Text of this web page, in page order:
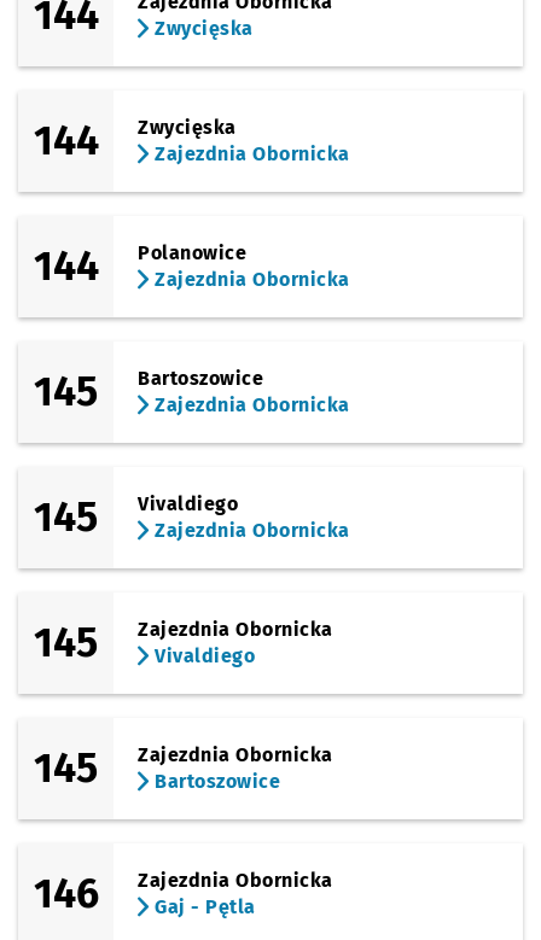
144
Zwycięska
144
Zwycięska
Zajezdnia Obornicka
144
Polanowice
Zajezdnia Obornicka
145
Bartoszowice
Zajezdnia Obornicka
145
Vivaldiego
Zajezdnia Obornicka
145
Zajezdnia Obornicka
Vivaldiego
145
Zajezdnia Obornicka
Bartoszowice
146
Zajezdnia Obornicka
Gaj - Pętla